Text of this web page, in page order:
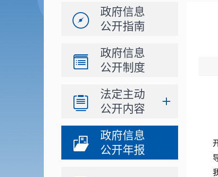
政府信息
公开指南
政府信息
公开制度
法定主动
公开内容
政府信息
公开年报